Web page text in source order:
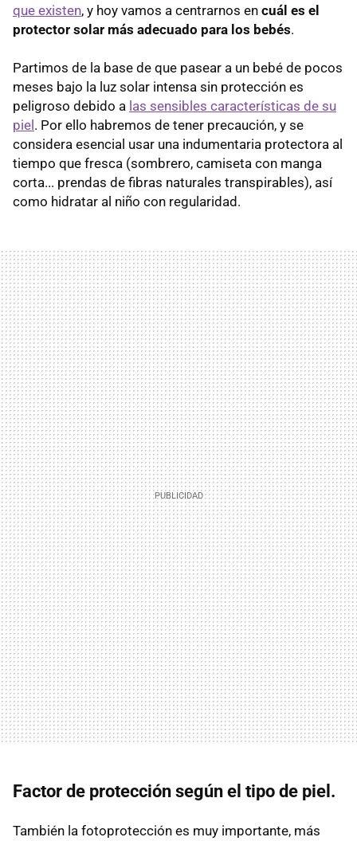
que existen, y hoy vamos a centrarnos en cuál es el
protector solar más adecuado para los bebés.
Partimos de la base de que pasear a un bebé de pocos
meses bajo la luz solar intensa sin protección es
peligroso debido a las sensibles características de su
piel . Por ello habremos de tener precaución, y se
considera esencial usar una indumentaria protectora al
tiempo que fresca (sombrero, camiseta con manga
corta... prendas de fibras naturales transpirables), así
como hidratar al niño con regularidad.
Factor de protección según el tipo de piel.
También la fotoprotección es muy importante, más